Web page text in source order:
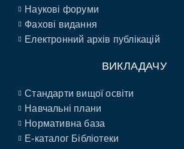
Наукові форуми
Фахові видання
Електронний архів публікацій
ВИКЛАДАЧУ
Стандарти вищої освіти
Навчальні плани
Нормативна база
E-каталог Бібліотеки